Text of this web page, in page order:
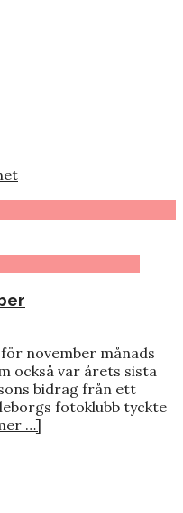
november månads
också var årets sista
bidrag från ett
fotoklubb tyckte
…]